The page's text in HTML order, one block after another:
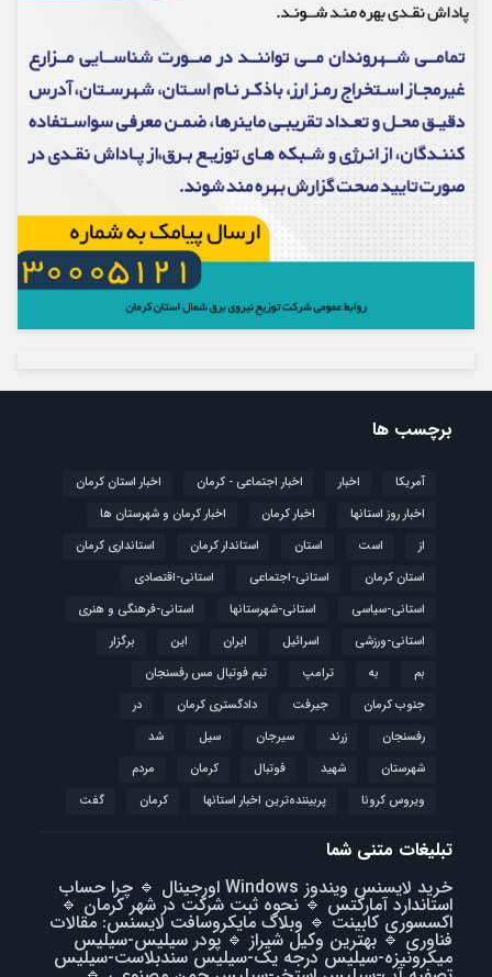
برچسب ها
آمریکا اخبار اخبار اجتماعی - کرمان
اخبار استان کرمان
اخبار روز استانها
اخبار کرمان
اخبار کرمان و شهرستان ها
از
است استان استاندار کرمان
استانداری کرمان
استان کرمان
استانی-اجتماعی
استانی-اقتصادی
استانی-سیاسی
استانی-شهرستانها
استانی-فرهنگی و هنری
استانی-ورزشی
اسرائیل ایران این
برگزار
بم
به ترامپ
تیم فوتبال مس رفسنجان
جنوب کرمان
جیرفت دادگستری کرمان
در
رفسنجان
زرند سیرجان سیل
شد
شهرستان
شهید فوتبال كرمان
مردم
ویروس کرونا
پربیننده‌ترین اخبار استانها کرمان گفت
تبلیغات متنی شما
خرید لایسنس ویندوز Windows اورجینال
🔹 چرا حساب
استاندارد آمارکتس 🔹نحوه ثبت شرکت در شهر کرمان 🔹
اکسسوری کابینت 🔹 وبلاگ مایکروسافت لایسنس: مقالات
فناوری🔹 بهترین وکیل شیراز 🔹پودر سیلیس-سیلیس
میکرونیزه-سیلیس درجه یک-سیلیس سندبلاست-سیلیس